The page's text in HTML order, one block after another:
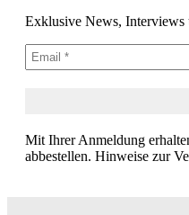
Exklusive News,
Mit Ihrer Anmeldung
abbestellen. Hinweise zur